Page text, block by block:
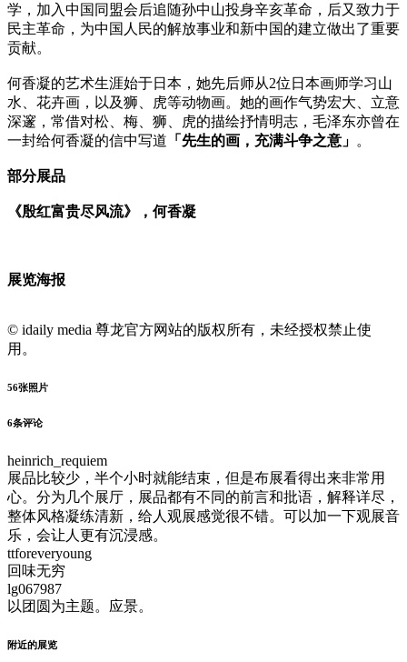
学，加入中国同盟会后追随孙中山投身辛亥革命，后又致力于
民主革命，为中国人民的解放事业和新中国的建立做出了重要
贡献。
何香凝的艺术生涯始于日本，她先后师从2位日本画师学习山
水、花卉画，以及狮、虎等动物画。她的画作气势宏大、立意
深邃，常借对松、梅、狮、虎的描绘抒情明志，毛泽东亦曾在
一封给何香凝的信中写道 「先生的画，充满斗争之意」 。
部分展品
《殷红富贵尽风流》，何香凝
展览海报
© idaily media 尊龙官方网站的版权所有，未经授权禁止使
用。
56张照片
6条评论
heinrich_requiem
展品比较少，半个小时就能结束，但是布展看得出来非常用
心。分为几个展厅，展品都有不同的前言和批语，解释详尽，
整体风格凝练清新，给人观展感觉很不错。可以加一下观展音
乐，会让人更有沉浸感。
ttforeveryoung
回味无穷
lg067987
以团圆为主题。应景。
附近的展览